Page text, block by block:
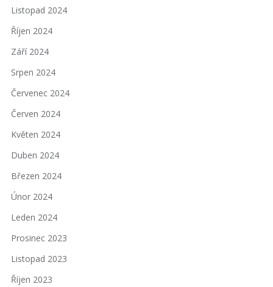
Listopad 2024
Říjen 2024
Září 2024
Srpen 2024
Červenec 2024
Červen 2024
Květen 2024
Duben 2024
Březen 2024
Únor 2024
Leden 2024
Prosinec 2023
Listopad 2023
Říjen 2023